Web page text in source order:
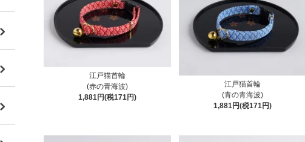
江戸猫首輪
(赤の青海波)
1,881円(税171円)
江戸猫首輪
(青の青海波)
1,881円(税171円)